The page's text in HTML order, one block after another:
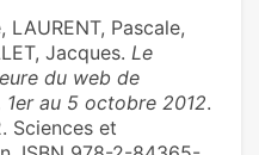
LAURENT, Pascale,
Jacques. Le
du web de
1er au 5 octobre 2012.
Sciences et